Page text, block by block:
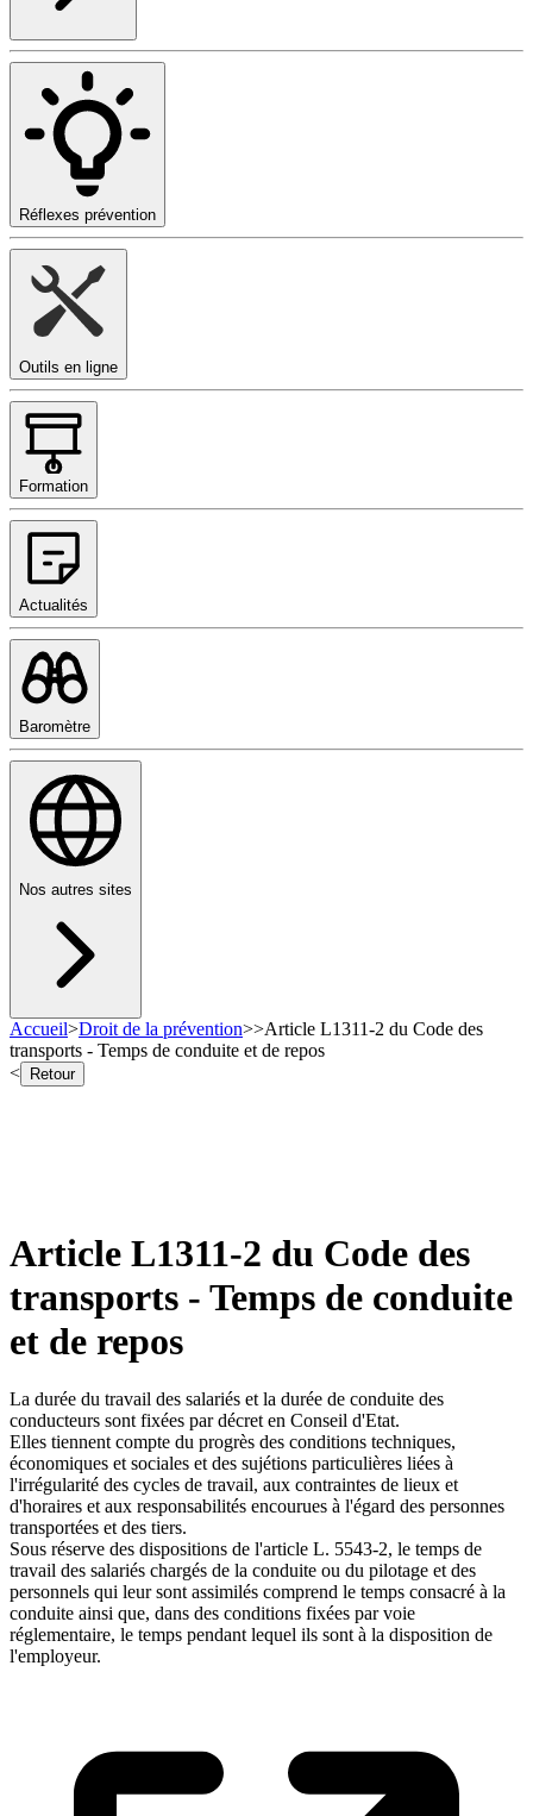
Réflexes prévention
Outils en ligne
Formation
Actualités
Baromètre
Nos autres sites
Accueil>Droit de la prévention>>Article L1311-2 du Code des
transports - Temps de conduite et de repos
<
Retour
Article L1311-2 du Code des
transports - Temps de conduite
et de repos
La durée du travail des salariés et la durée de conduite des
conducteurs sont fixées par décret en Conseil d'Etat.
Elles tiennent compte du progrès des conditions techniques,
économiques et sociales et des sujétions particulières liées à
l'irrégularité des cycles de travail, aux contraintes de lieux et
d'horaires et aux responsabilités encourues à l'égard des personnes
transportées et des tiers.
Sous réserve des dispositions de l'article L. 5543-2, le temps de
travail des salariés chargés de la conduite ou du pilotage et des
personnels qui leur sont assimilés comprend le temps consacré à la
conduite ainsi que, dans des conditions fixées par voie
réglementaire, le temps pendant lequel ils sont à la disposition de
l'employeur.